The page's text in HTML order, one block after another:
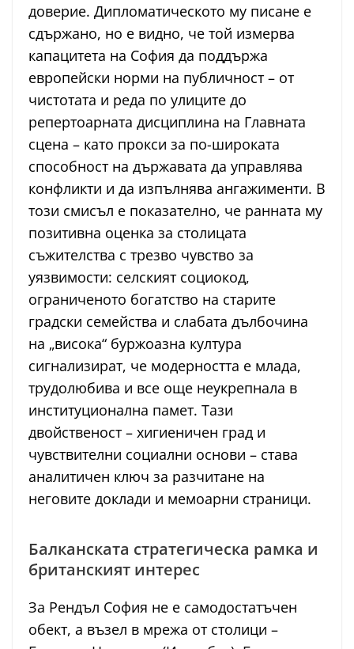
доверие. Дипломатическото му писане е
сдържано, но е видно, че той измерва
капацитета на София да поддържа
европейски норми на публичност – от
чистотата и реда по улиците до
репертоарната дисциплина на Главната
сцена – като прокси за по-широката
способност на държавата да управлява
конфликти и да изпълнява ангажименти. В
този смисъл е показателно, че ранната му
позитивна оценка за столицата
съжителства с трезво чувство за
уязвимости: селският социокод,
ограниченото богатство на старите
градски семейства и слабата дълбочина
на „висока“ буржоазна култура
сигнализират, че модерността е млада,
трудолюбива и все още неукрепнала в
институционална памет. Тази
двойственост – хигиеничен град и
чувствителни социални основи – става
аналитичен ключ за разчитане на
неговите доклади и мемоарни страници.
Балканската стратегическа рамка и
британският интерес
За Рендъл София не е самодостатъчен
обект, а възел в мрежа от столици –